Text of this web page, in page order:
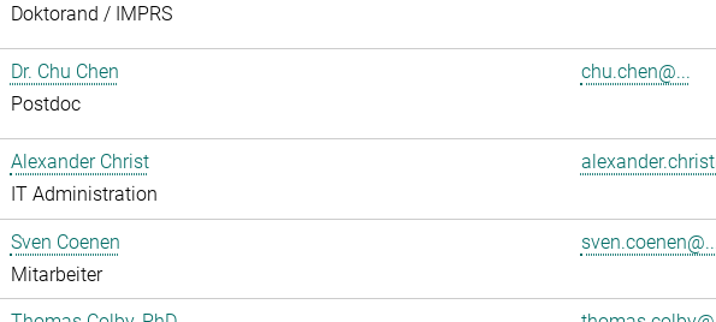
Doktorand / IMPRS
Dr. Chu Chen
Postdoc
chu.chen@...
Alexander Christ
IT Administration
Sven Coenen
Mitarbeiter
sven.coenen@...